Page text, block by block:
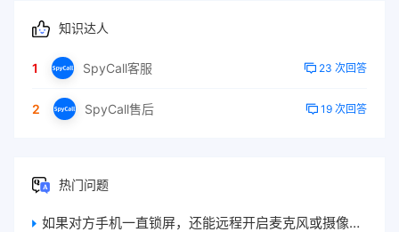
知识达人
1 SpyCall客服 23 次回答
2 SpyCall售后 19 次回答
热门问题
如果对方手机一直锁屏，还能远程开启麦克风或摄像头吗？